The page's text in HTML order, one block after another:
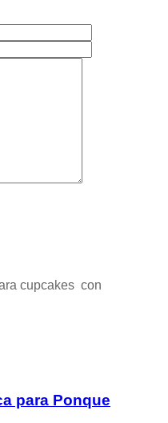
cupcakes con
para Ponque